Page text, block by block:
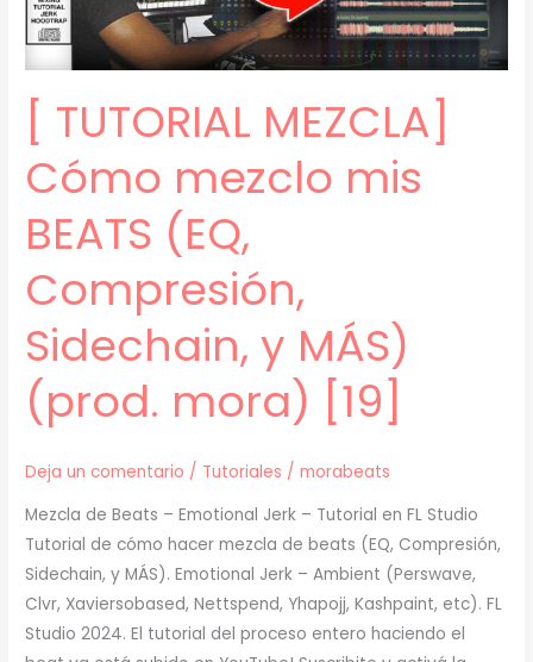
con
SAMPLES
(prod.
mora)[ TUTORIAL MEZCLA]
Cómo mezclo mis
BEATS (EQ,
Compresión,
Sidechain, y MÁS)
(prod. mora) [19]
Deja un comentario / Tutoriales /morabeats
Mezcla de Beats – Emotional Jerk – Tutorial en FL Studio
Tutorial de cómo hacer mezcla de beats (EQ, Compresión,
Sidechain, y MÁS). Emotional Jerk – Ambient (Perswave,
Clvr, Xaviersobased, Nettspend, Yhapojj, Kashpaint, etc). FL
Studio 2024. El tutorial del proceso entero haciendo el